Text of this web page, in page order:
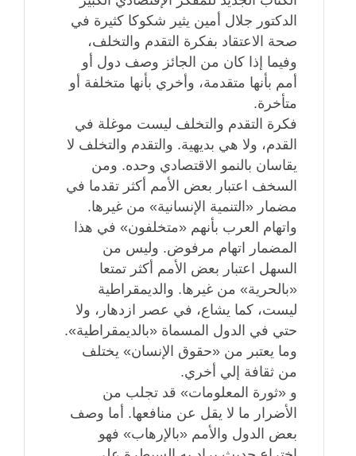
الدكتور جلال أمين يثير شكوكا كثيرة في
صحة الاعتقاد بفكرة التقدم والتخلف،
وفيما إذا كان من الجائز وصف دول أو
أمم بأنها متقدمة، وأخري بأنها متخلفة أو
متأخرة.
فكرة التقدم والتخلف ليست موغلة في
القدم، ولا هي بديهية. والتقدم والتخلف لا
يقاسان بالنمو الاقتصادي وحده. ومن
السخف اعتبار بعض الأمم أكثر تقدما في
مضمار «التنمية الإنسانية» من غيرها.
واتهام العرب بأنهم «متخلفون» في هذا
المضمار اتهام مرفوض. وليس من
السهل اعتبار بعض الأمم أكثر تمتعا
«بالحرية» من غيرها. والديمقراطية
ليست، كما يشاع، في عصر ازدهار، ولا
حتي في الدول المسماة «بالديمقراطية».
وما يعتبر من «حقوق الإنسان» يختلف
من ثقافة إلي أخري.
و «ثورة المعلومات» قد تجلب من
الأضرار ما لا يقل عن منافعها. أما وصف
بعض الدول والأمم «بالإرهاب» فهو